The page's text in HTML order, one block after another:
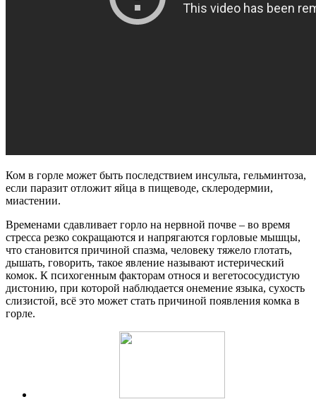
Ком в горле может быть последствием инсульта, гельминтоза,
если паразит отложит яйца в пищеводе, склеродермии,
миастении.
Временами сдавливает горло на нервной почве – во время
стресса резко сокращаются и напрягаются горловые мышцы,
что становится причиной спазма, человеку тяжело глотать,
дышать, говорить, такое явление называют истерический
комок. К психогенным факторам относя и вегетососудистую
дистонию, при которой наблюдается онемение языка, сухость
слизистой, всё это может стать причиной появления комка в
горле.